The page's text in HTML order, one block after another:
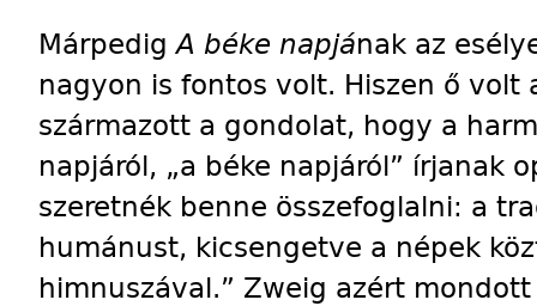
MárpedigA béke napjának az
nagyon is fontos volt. Hiszen ő volt
származott a gondolat, hogy a
napjáról, „a béke napjáról” írjanak
szeretnék benne összefoglalni: a
humánust, kicsengetve a népek
himnuszával.” Zweig azért